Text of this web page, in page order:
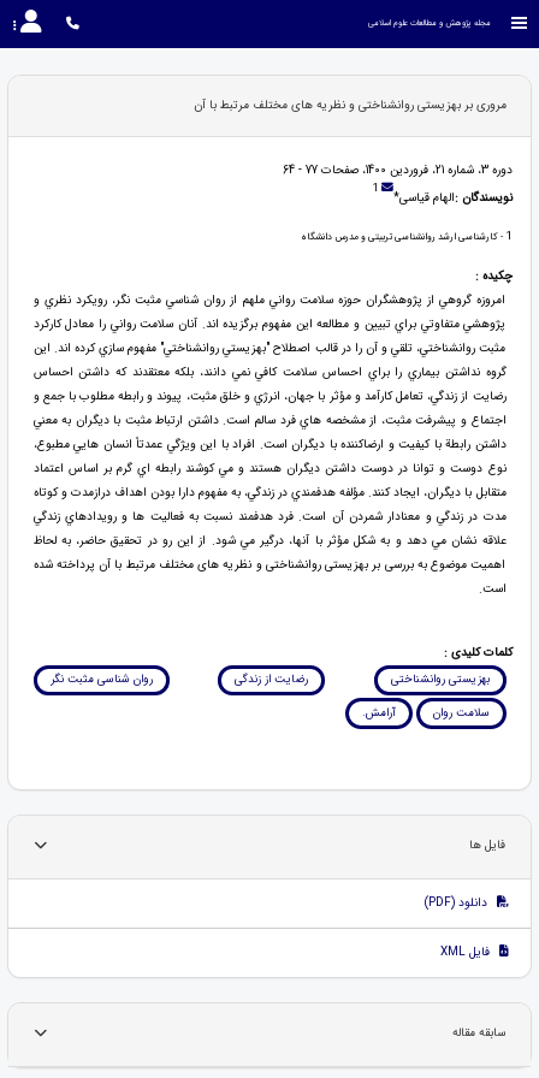
مجله پژوهش و مطالعات علوم اسلامی
مروری بر بهزیستی روانشناختی و نظریه های مختلف مرتبط با آن
دوره 3، شماره 21، فروردین 1400، صفحات 77 - 64
نویسندگان :الهام قیاسی* 1
1 - کارشناسی ارشد روانشناسی تربیتی و مدرس دانشگاه
چکیده :
امروزه گروهي از پژوهشگران حوزه سلامت رواني ملهم از روان شناسي مثبت نگر، رويكرد نظري و
پژوهشي متفاوتي براي تبيين و مطالعه اين مفهوم برگزيده اند. آنان سلامت رواني را معادل كاركرد
مثبت روانشناختي، تلقي و آن را در قالب اصطلاح "بهزيستي روانشناختي" مفهوم سازي كرده اند. اين
گروه نداشتن بيماري را براي احساس سلامت كافي نمي دانند، بلكه معتقدند كه داشتن احساس
رضايت از زندگي، تعامل كارآمد و مؤثر با جهان، انرژي و خلق مثبت، پيوند و رابطه مطلوب با جمع و
اجتماع و پيشرفت مثبت، از مشخصه هاي فرد سالم است. داشتن ارتباط مثبت با ديگران به معني
داشتن رابطة با كيفيت و ارضاكننده با ديگران است. افراد با اين ويژگي عمدتاً انسان هايي مطبوع،
نوع دوست و توانا در دوست داشتن ديگران هستند و مي كوشند رابطه اي گرم بر اساس اعتماد
متقابل با ديگران، ايجاد كنند. مؤلفه هدفمندي در زندگي، به مفهوم دارا بودن اهداف درازمدت و كوتاه
مدت در زندگي و معنادار شمردن آن است. فرد هدفمند نسبت به فعاليت ها و رويدادهاي زندگي
علاقه نشان مي دهد و به شكل مؤثر با آنها، درگير مي شود. از این رو در تحقیق حاضر، به لحاظ
اهمیت موضوع به بررسی بر بهزیستی روانشناختی و نظریه های مختلف مرتبط با آن پرداخته شده
است.
کلمات کلیدی :
بهزیستی روانشناختی
رضایت از زندگی
روان شناسی مثبت نگر
سلامت روان
آرامش.
فایل ها
دانلود (PDF)
فایل XML
سابقه مقاله